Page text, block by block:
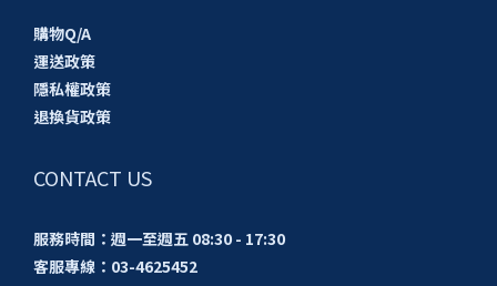
購物Q/A
運送政策
隱私權政策
退換貨政策
CONTACT US
服務時間：週一至週五 08:30 - 17:30
客服專線：03-4625452